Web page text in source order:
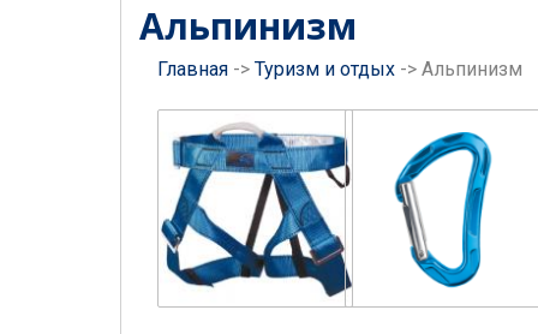
Альпинизм
Главная -> Туризм и отдых -> Альпинизм